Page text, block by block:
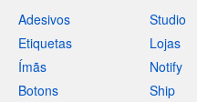
Adesivos
Etiquetas
Ímãs
Botons
Studio
Lojas
Notify
Ship